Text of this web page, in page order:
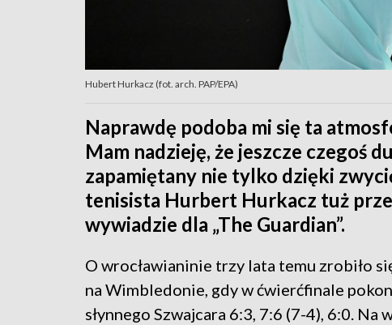
Hubert Hurkacz (fot. arch. PAP/EPA)
Naprawdę podoba mi się ta
Mam nadzieję, że jeszcze czegoś
zapamiętany nie tylko dzięki
tenisista Hurbert Hurkacz tuż
wywiadzie dla „The Guardian”.
O wrocławianinie trzy lata temu zrobiło
na Wimbledonie, gdy w ćwierćfinale
słynnego Szwajcara 6:3, 7:6 (7-4), 6:0. Na